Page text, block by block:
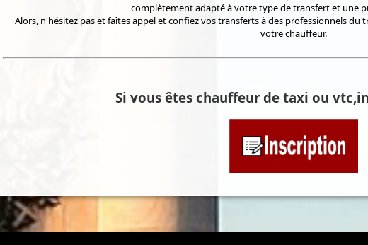
complètement adapté à votre type de transfert et une
Alors, n'hésitez pas et faîtes appel et confiez vos transferts à des professionnels
votre chauffeur.
Si vous êtes chauffeur de taxi ou